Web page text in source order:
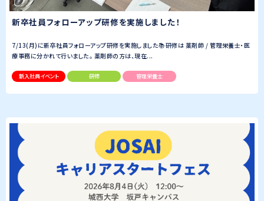
新卒社員フォローアップ研修を実施しました！
7/13(月)に新卒社員フォローアップ研修を実施しました📚研修は 薬剤師 / 管理栄養士・医
療事務に分かれて行いました。 薬剤師の方は、現在...
新入社員イベント 研修 管理栄養士